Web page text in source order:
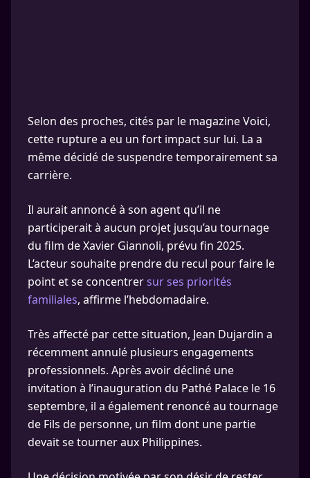
Selon des proches, cités par le magazine Voici,
cette rupture a eu un fort impact sur lui. La a
même décidé de suspendre temporairement sa
carrière.
Il aurait annoncé à son agent qu’il ne
participerait à aucun projet jusqu’au tournage
du film de Xavier Giannoli, prévu fin 2025.
L’acteur souhaite prendre du recul pour faire le
point et se concentrersur ses priorités
familiales, affirme l’hebdomadaire.
Très affecté par cette situation, Jean Dujardin a
récemment annulé plusieurs engagements
professionnels. Après avoir décliné une
invitation à l’inauguration du Pathé Palace le 16
septembre, il a également renoncé au tournage
de Fils de personne, un film dont une partie
devait se tourner aux Philippines.